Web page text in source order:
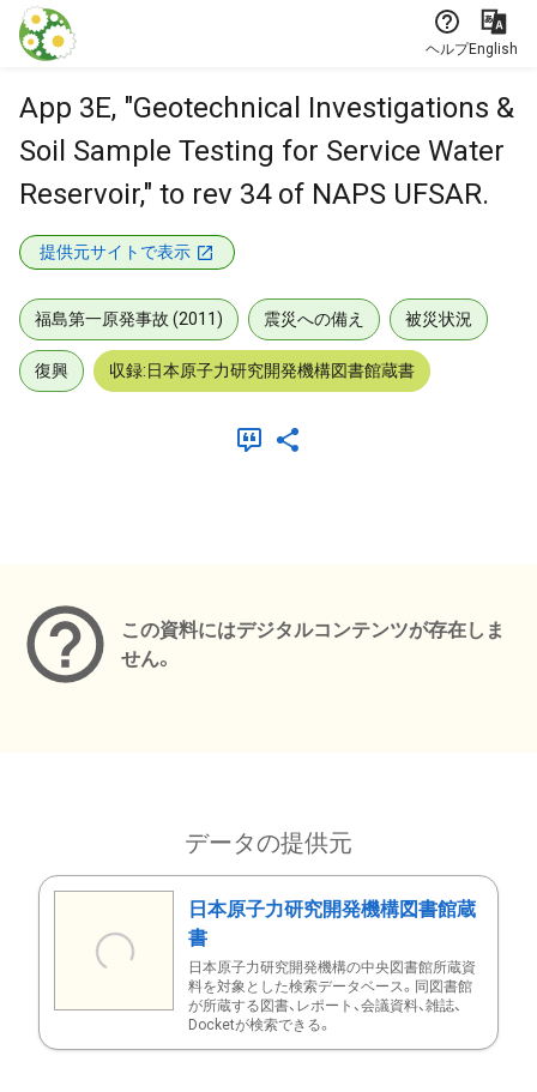
本文に飛ぶ
ヘルプEnglish
App 3E, "Geotechnical Investigations &
Soil Sample Testing for Service Water
Reservoir," to rev 34 of NAPS UFSAR.
提供元サイトで表示
福島第一原発事故 (2011) 震災への備え 被災状況
復興 収録:日本原子力研究開発機構図書館蔵書
この資料にはデジタルコンテンツが存在しま
せん。
データの提供元
日本原子力研究開発機構図書館蔵
書
日本原子力研究開発機構の中央図書館所蔵資
料を対象とした検索データベース。同図書館
が所蔵する図書、レポート、会議資料、雑誌、
Docketが検索できる。